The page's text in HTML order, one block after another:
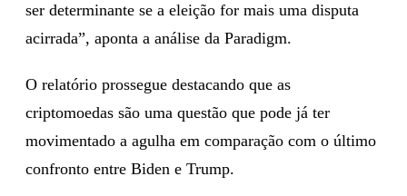
ser determinante se a eleição for mais uma disputa
acirrada”, aponta a análise da Paradigm.
O relatório prossegue destacando que as
criptomoedas são uma questão que pode já ter
movimentado a agulha em comparação com o último
confronto entre Biden e Trump.